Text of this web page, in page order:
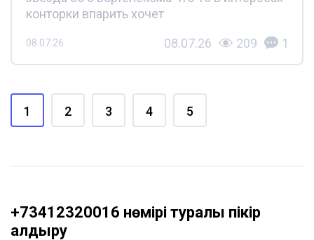
конторки впарить хочет
08.07.26 08.07.26 209 1
1 2 3 4 5
+73412320016 нөмірі туралы пікір
қалдыру